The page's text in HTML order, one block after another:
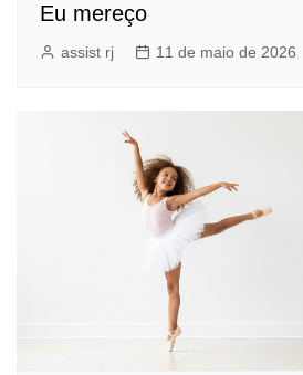
Eu mereço
assist rj 11 de maio de 2026